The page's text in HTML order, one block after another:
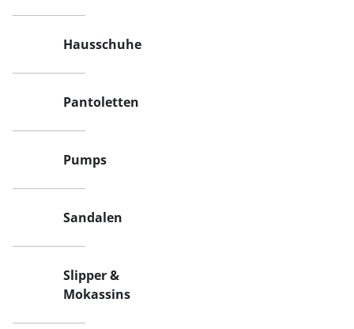
Hausschuhe
Pantoletten
Pumps
Sandalen
Slipper &
Mokassins